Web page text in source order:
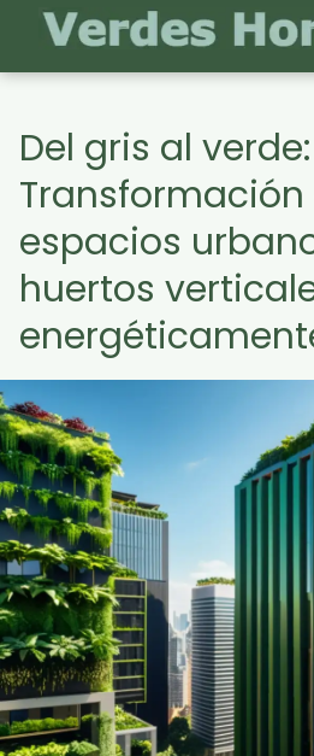
Del gris al verde:
Transformación
espacios
huertos